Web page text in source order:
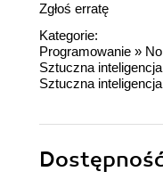
Zgłoś erratę
Kategorie:
Programowanie »
Sztuczna inteligencja
Sztuczna inteligencja